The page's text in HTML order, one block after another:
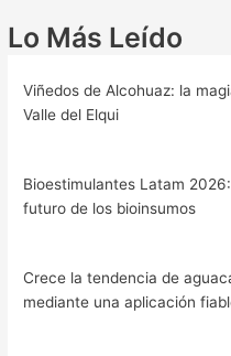
Lo Más Leído
Viñedos de Alcohuaz: la
Valle del Elqui
Bioestimulantes Latam
futuro de los bioinsumos
Crece la tendencia de
mediante una aplicación